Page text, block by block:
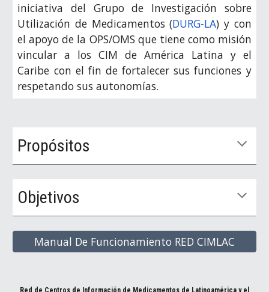
iniciativa del Grupo de Investigación sobre
Utilización de Medicamentos (DURG-LA) y con
el apoyo de la OPS/OMS que tiene como misión
vincular a los CIM de América Latina y el
Caribe con el fin de fortalecer sus funciones y
respetando sus autonomías.
Propósitos
Objetivos
Manual De Funcionamiento RED CIMLAC
Red de Centros de Información de Medicamentos de Latinoamérica y el